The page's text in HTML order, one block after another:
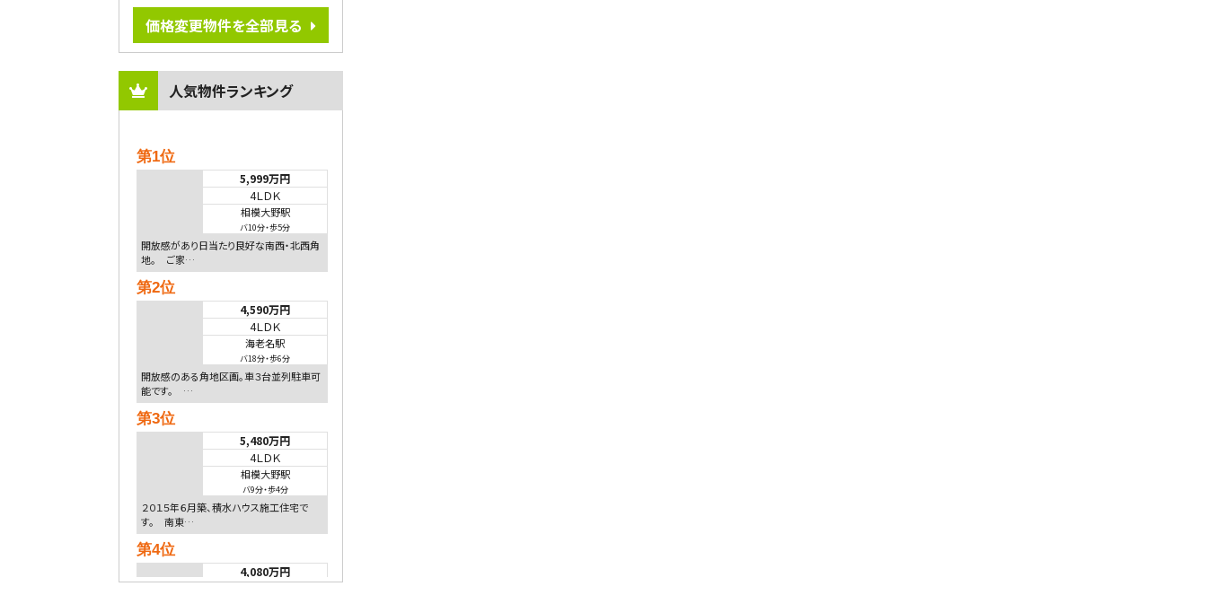
価格変更物件を全部見る
人気物件ランキング
第1位
5,999万円
4ＬＤＫ
相模大野駅
バ10分・歩5分
開放感があり日当たり良好な南西・北西角
地。 ご家…
第2位
4,590万円
4ＬＤＫ
海老名駅
バ18分・歩6分
開放感のある角地区画。車３台並列駐車可
能です。 …
第3位
5,480万円
4ＬＤＫ
相模大野駅
バ9分・歩4分
２０１５年６月築、積水ハウス施工住宅で
す。 南東…
第4位
4,080万円